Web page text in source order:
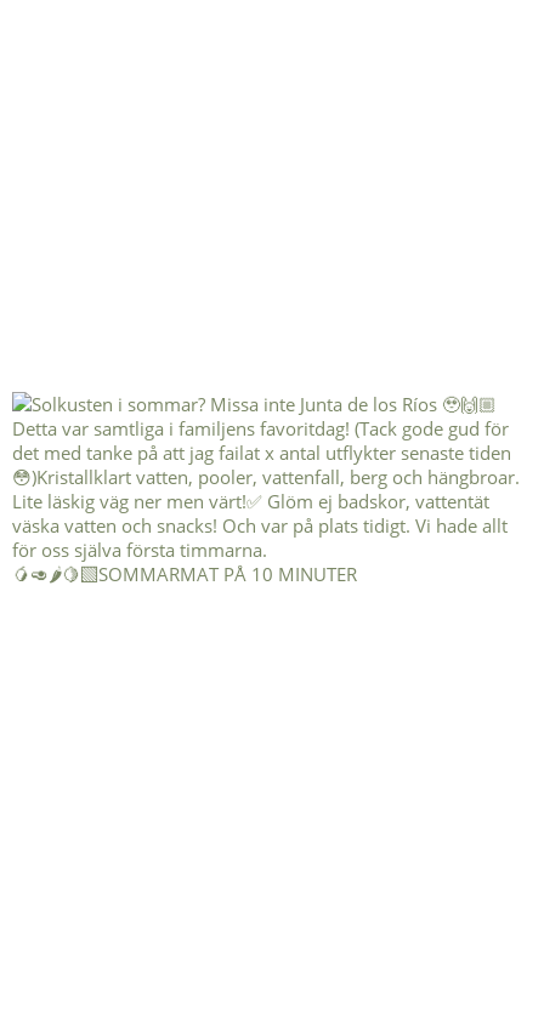
🥭🥑🌶️🍋‍🟩SOMMARMAT PÅ 10 MINUTER